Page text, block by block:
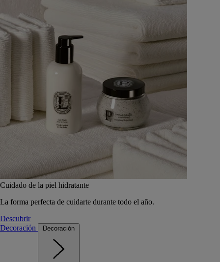
Cuidado de la piel hidratante
La forma perfecta de cuidarte durante todo el año.
Descubrir
Decoración
Decoración